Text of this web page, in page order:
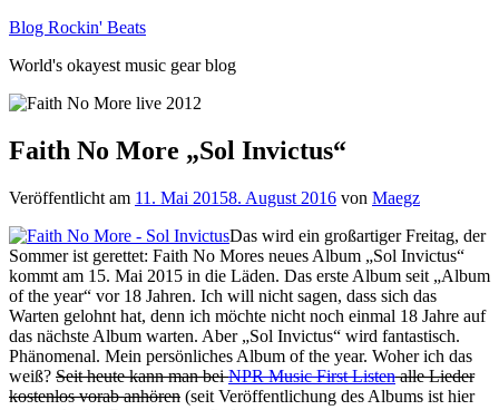
Zum
springen
Blog Rockin' Beats
World's okayest music gear blog
Faith No More „Sol Invictus“
Veröffentlicht am 11. Mai 20158. August 2016 von Maegz
Das wird ein großartiger Freitag, der
Sommer ist gerettet: Faith No Mores neues Album „Sol Invictus“
kommt am 15. Mai 2015 in die Läden. Das erste Album seit „Album
of the year“ vor 18 Jahren. Ich will nicht sagen, dass sich das
Warten gelohnt hat, denn ich möchte nicht noch einmal 18 Jahre auf
das nächste Album warten. Aber „Sol Invictus“ wird fantastisch.
Phänomenal. Mein persönliches Album of the year. Woher ich das
weiß? Seit heute kann man beiNPR Music First Listenalle Lieder
kostenlos vorab anhören (seit Veröffentlichung des Albums ist hier